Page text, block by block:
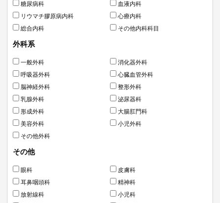
糖尿病科
血液内科
リウマチ膠原病内科
心療内科
総合内科
その他内科科目
外科系
一般外科
消化器外科
呼吸器外科
心臓血管外科
脳神経外科
整形外科
乳腺外科
泌尿器科
形成外科
大腸肛門科
美容外科
小児外科
その他外科
その他
眼科
皮膚科
耳鼻咽頭科
精神科
放射線科
小児科